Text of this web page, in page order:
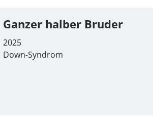
Ganzer halber Bruder
2025
Down-Syndrom